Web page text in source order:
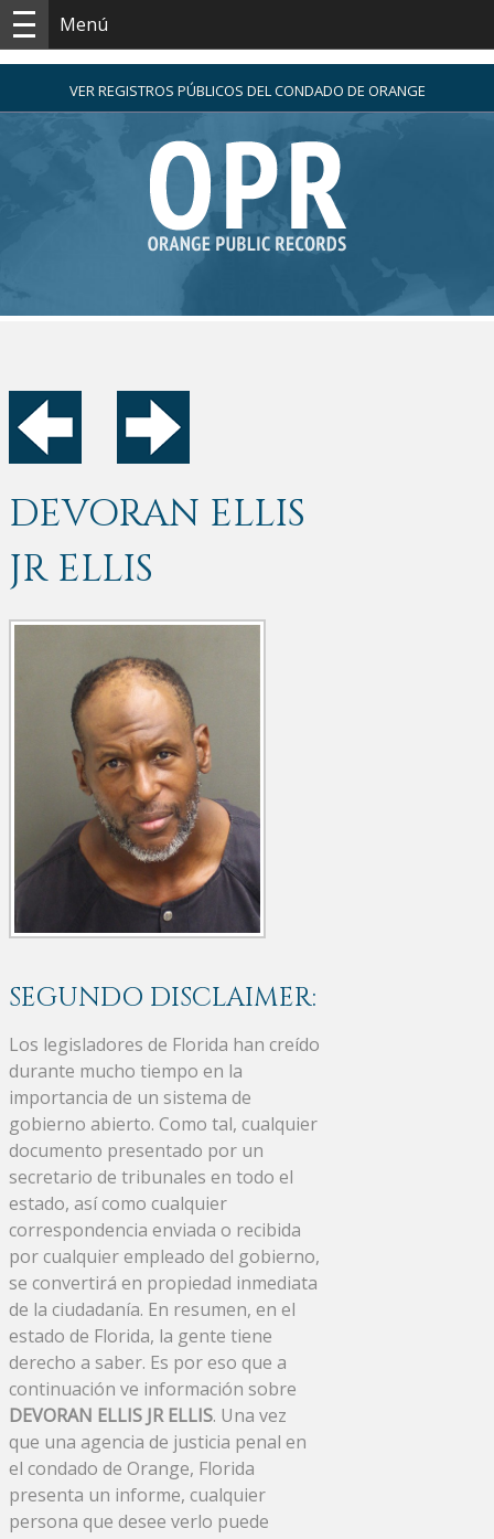
Menú
VER REGISTROS PÚBLICOS DEL CONDADO DE ORANGE
DEVORAN ELLIS
JR ELLIS
SEGUNDO DISCLAIMER:
Los legisladores de Florida han creído
durante mucho tiempo en la
importancia de un sistema de
gobierno abierto. Como tal, cualquier
documento presentado por un
secretario de tribunales en todo el
estado, así como cualquier
correspondencia enviada o recibida
por cualquier empleado del gobierno,
se convertirá en propiedad inmediata
de la ciudadanía. En resumen, en el
estado de Florida, la gente tiene
derecho a saber. Es por eso que a
continuación ve información sobre
DEVORAN ELLIS JR ELLIS. Una vez
que una agencia de justicia penal en
el condado de Orange, Florida
presenta un informe, cualquier
persona que desee verlo puede